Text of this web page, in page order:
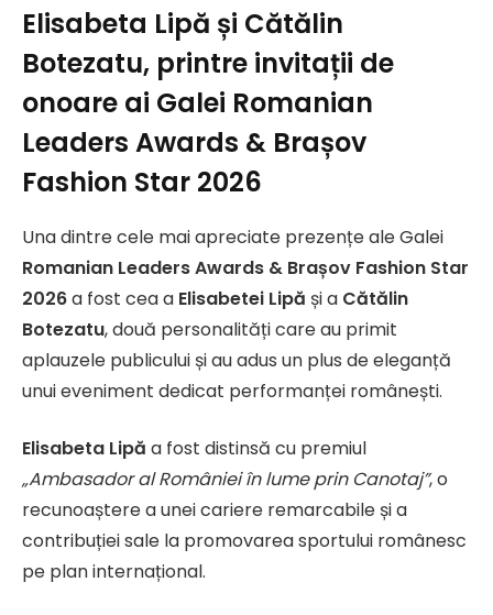
Elisabeta Lipă și Cătălin
Botezatu, printre invitații de
onoare ai Galei Romanian
Leaders Awards & Brașov
Fashion Star 2026
Una dintre cele mai apreciate prezențe ale Galei
Romanian Leaders Awards & Brașov Fashion Star
2026a fost cea a Elisabetei Lipă și a Cătălin
Botezatu, două personalități care au primit
aplauzele publicului și au adus un plus de eleganță
unui eveniment dedicat performanței românești.
Elisabeta Lipă a fost distinsă cu premiul
„Ambasador al României în lume prin Canotaj”, o
recunoaștere a unei cariere remarcabile și a
contribuției sale la promovarea sportului românesc
pe plan internațional.